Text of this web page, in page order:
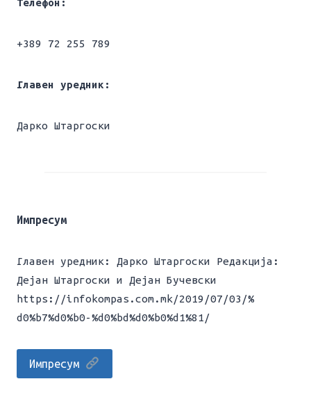
Телефон:
+389 72 255 789
Главен уредник:
Дарко Штаргоски
Импресум
Главен уредник: Дарко Штаргоски Редакција:
Дејан Штаргоски и Дејан Бучевски
https://infokompas.com.mk/2019/07/03/%
d0%b7%d0%b0-%d0%bd%d0%b0%d1%81/
Импресум